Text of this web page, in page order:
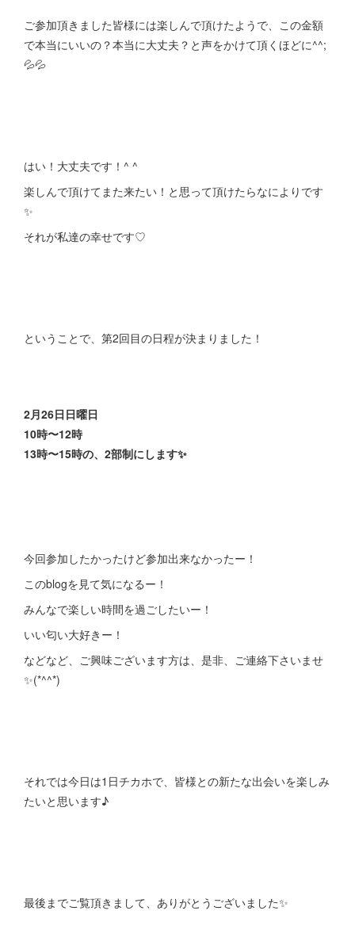
ご参加頂きました皆様には楽しんで頂けたようで、この金額
で本当にいいの？本当に大丈夫？と声をかけて頂くほどに^^;
💦💦
はい！大丈夫です！^ ^
楽しんで頂けてまた来たい！と思って頂けたらなによりです
✨
それが私達の幸せです♡
ということで、第2回目の日程が決まりました！
2月26日日曜日
10時〜12時
13時〜15時の、2部制にします✨
今回参加したかったけど参加出来なかったー！
このblogを見て気になるー！
みんなで楽しい時間を過ごしたいー！
いい匂い大好きー！
などなど、ご興味ございます方は、是非、ご連絡下さいませ
✨(*^^*)
それでは今日は1日チカホで、皆様との新たな出会いを楽しみ
たいと思います♪
最後までご覧頂きまして、ありがとうございました✨